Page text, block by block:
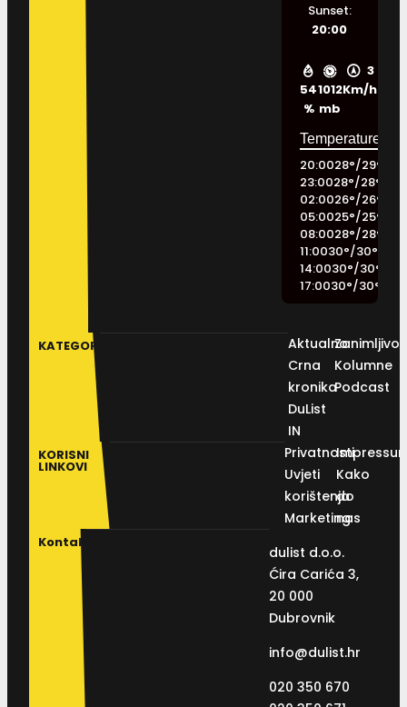
54
%
1012
mb
3
Km/h
Sunset:
20:00
20:0028°/29°
23:0028°/28°
02:0026°/26°
05:0025°/25°
08:0028°/28°
11:0030°/30°
14:0030°/30°
17:0030°/30°
KATEGORIJE
Aktualno
Crna
kronika
DuList
IN
Kolumne
Podcast
KORISNI
LINKOVI
Privatnosti
Uvjeti
korištenja
Marketing
Kako
do
nas
Kontakt
dulist d.o.o.
Ćira Carića 3,
20 000
Dubrovnik
info@dulist.hr
020 350 670